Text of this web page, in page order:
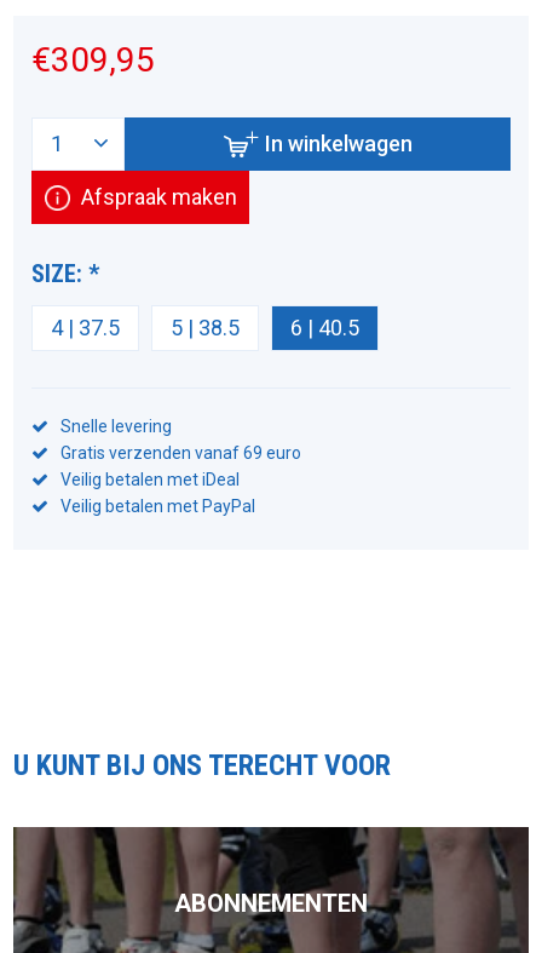
€309,95
In winkelwagen
Afspraak maken
SIZE:*
4 | 37.5 5 | 38.5 6 | 40.5
Snelle levering
Gratis verzenden vanaf 69 euro
Veilig betalen met iDeal
Veilig betalen met PayPal
U KUNT BIJ ONS TERECHT VOOR
ABONNEMENTEN